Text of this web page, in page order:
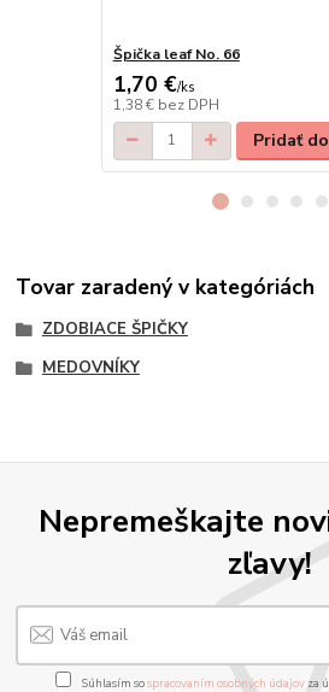
Špička leaf No. 66
1,70 €/ks
1,38 € bez DPH
Pridať
Tovar zaradený v kategóriách
ZDOBIACE ŠPIČKY
MEDOVNÍKY
Nepremeškajte
zľavy!
Súhlasím sospracovaním osobných údajov za